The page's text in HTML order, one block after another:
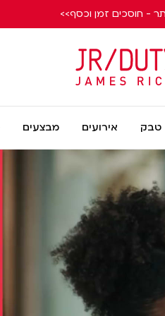
- חוסכים זמן וכסף>>
James
Richardson
טבק אירועים מבצעים